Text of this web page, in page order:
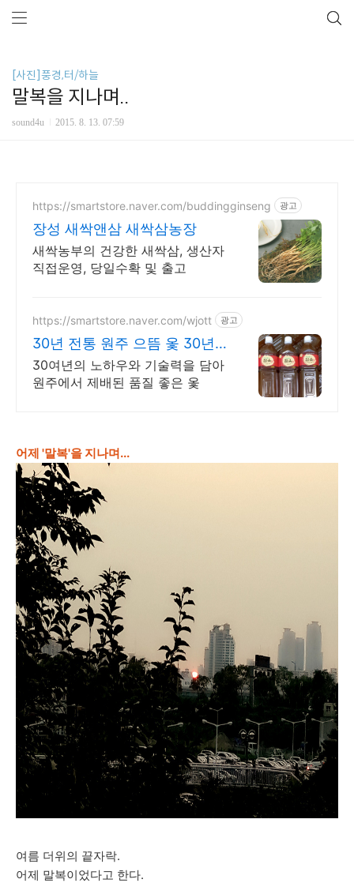
[사진]풍경,터/하늘
말복을 지나며..
sound4u 2015. 8. 13. 07:59
https://smartstore.naver.com/buddingginseng 광고
장성 새싹앤삼 새싹삼농장
새싹농부의 건강한 새싹삼, 생산자
직접운영, 당일수확 및 출고
https://smartstore.naver.com/wjott 광고
30년 전통 원주 으뜸 옻 30년
전통 원주으뜸옻
30여년의 노하우와 기술력을 담아
원주에서 제배된 품질 좋은 옻
어제 '말복'을 지나며...
여름 더위의 끝자락.
어제 말복이었다고 한다.